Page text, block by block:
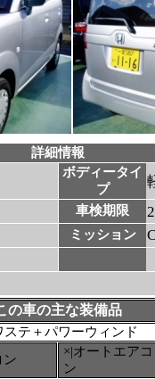
詳細情報
ボディータイ
プ
車検期限
ミッション
の車の主な装備品
テ＋パワーウィンド
ン
×|オートエアコ
ン